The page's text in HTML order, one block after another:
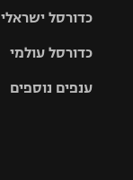
גביע הטוטו
האלופות
ליגה
כדורסל ישראלי
סל
כדורסל עולמי
ענפים נוספים